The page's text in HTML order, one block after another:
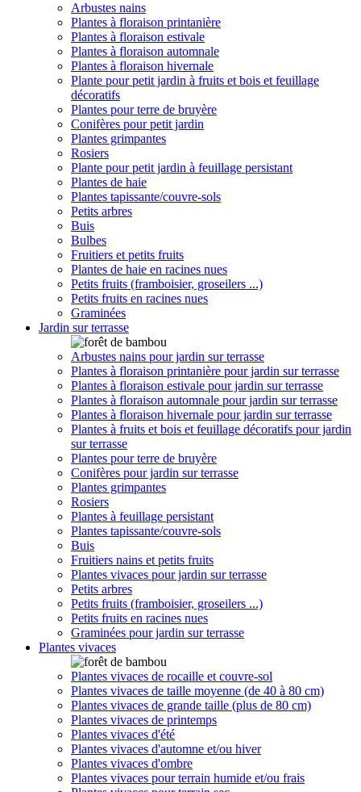
Arbustes nains
Plantes à floraison printanière
Plantes à floraison estivale
Plantes à floraison automnale
Plantes à floraison hivernale
Plante pour petit jardin à fruits et bois et feuillage
décoratifs
Plantes pour terre de bruyère
Conifères pour petit jardin
Plantes grimpantes
Rosiers
Plante pour petit jardin à feuillage persistant
Plantes de haie
Plantes tapissante/couvre-sols
Petits arbres
Buis
Bulbes
Fruitiers et petits fruits
Plantes de haie en racines nues
Petits fruits (framboisier, groseilers ...)
Petits fruits en racines nues
Graminées
Jardin sur terrasse
Arbustes nains pour jardin sur terrasse
Plantes à floraison printanière pour jardin sur terrasse
Plantes à floraison estivale pour jardin sur terrasse
Plantes à floraison automnale pour jardin sur terrasse
Plantes à floraison hivernale pour jardin sur terrasse
Plantes à fruits et bois et feuillage décoratifs pour jardin
sur terrasse
Plantes pour terre de bruyère
Conifères pour jardin sur terrasse
Plantes grimpantes
Rosiers
Plantes à feuillage persistant
Plantes tapissante/couvre-sols
Buis
Fruitiers nains et petits fruits
Plantes vivaces pour jardin sur terrasse
Petits arbres
Petits fruits (framboisier, groseilers ...)
Petits fruits en racines nues
Graminées pour jardin sur terrasse
Plantes vivaces
Plantes vivaces de rocaille et couvre-sol
Plantes vivaces de taille moyenne (de 40 à 80 cm)
Plantes vivaces de grande taille (plus de 80 cm)
Plantes vivaces de printemps
Plantes vivaces d'été
Plantes vivaces d'automne et/ou hiver
Plantes vivaces d'ombre
Plantes vivaces pour terrain humide et/ou frais